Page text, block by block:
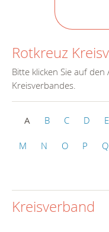
Rotkreuz
Bitte klicken Sie auf
Kreisverbandes.
A B C D E
M N O P Q
Kreisverband